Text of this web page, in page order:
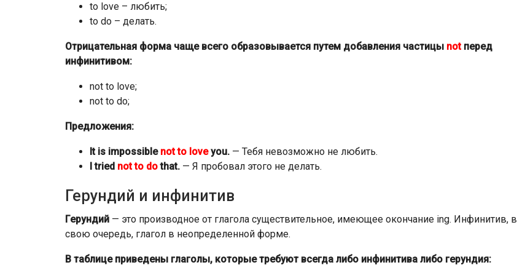
to love – любить;
to do – делать.
Отрицательная форма чаще всего образовывается путем добавления частицы notперед
инфинитивом:
not to love;
not to do;
Предложения:
It is impossible not to loveyou. — Тебя невозможно не любить.
I tried not to dothat. — Я пробовал этого не делать.
Герундий и инфинитив
Герундий — это производное от глагола существительное, имеющее окончание ing. Инфинитив, в
свою очередь, глагол в неопределенной форме.
В таблице приведены глаголы, которые требуют всегда либо инфинитива либо герундия: